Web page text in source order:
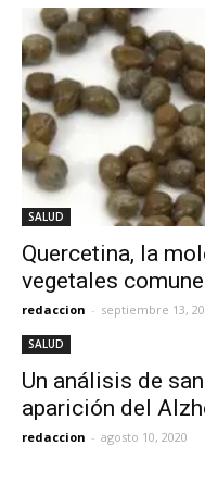
SALUD
Quercetina, la
vegetales
redaccion - septiembre 13,
SALUD
Un análisis de
aparición del
redaccion - agosto 10, 2020